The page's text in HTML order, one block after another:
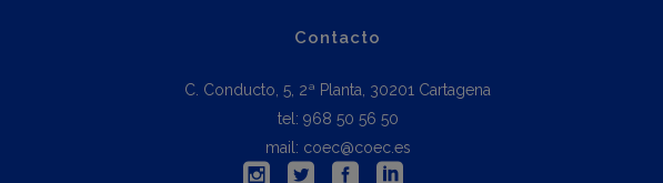
Contacto
C. Conducto, 5, 2ª Planta, 30201 Cartagena
tel: 968 50 56 50
mail: coec@coec.es